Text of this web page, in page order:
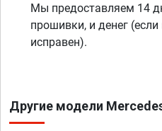
Мы предоставляем 14
прошивки, и денег
исправен).
Другие модели